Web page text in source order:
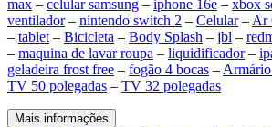
max – celular samsung – iphone 16e – xbox
ventilador– nintendo switch 2 – Celular– Ar
– tablet – Bicicleta – Body Splash – jbl –
– maquina de lavar roupa – liquidificador–
geladeira frost free – fogão 4 bocas –
TV 50 polegadas – TV 32 polegadas
Mais informações